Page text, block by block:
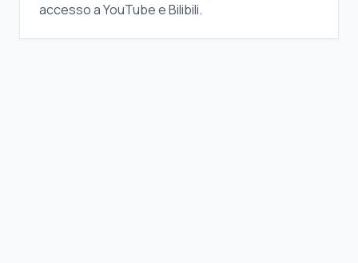
accesso a YouTube e Bilibili.